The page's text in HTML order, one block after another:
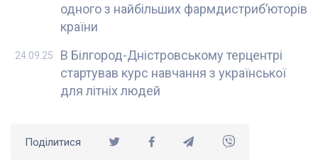
одного з найбільших фармдистрибʼюторів
країни
В Білгород-Дністровському терцентрі
стартував курс навчання з української
для літніх людей
24.09.25
Поділитися